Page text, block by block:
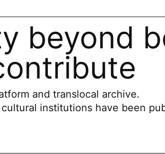
beyond
and translocal archive.
institutions have been